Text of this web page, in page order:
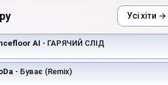
Усі хіти →
AI - ГАРЯЧИЙ СЛІД
- Буває (Remix)